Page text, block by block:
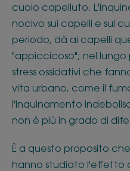
cuoio capelluto.
nocivo sui capelli e sul
periodo, dà ai capelli
"appiccicoso"; nel
stress ossidativi che
vita urbano, come il
l'inquinamento
non è più in grado di
È a questo proposito
hanno studiato l'effetto